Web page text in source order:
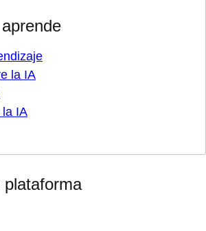
la IA
la IA
plataforma